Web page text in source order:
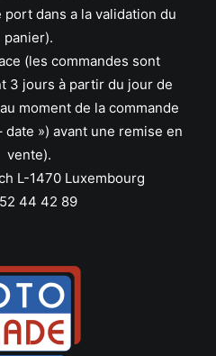
dans a la validation du
panier).
(les commandes sont
3 jours à partir du jour de
moment de la commande
date ») avant une remise en
vente).
L-1470 Luxembourg
44 42 89